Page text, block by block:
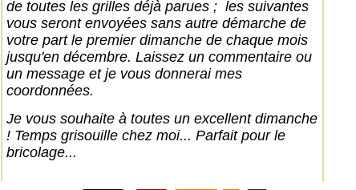
de toutes les grilles déjà parues ; les suivantes
vous seront envoyées sans autre démarche de
votre part le premier dimanche de chaque mois
jusqu'en décembre. Laissez un commentaire ou
un message et je vous donnerai mes
coordonnées.
Je vous souhaite à toutes un excellent dimanche
! Temps grisouille chez moi... Parfait pour le
bricolage...